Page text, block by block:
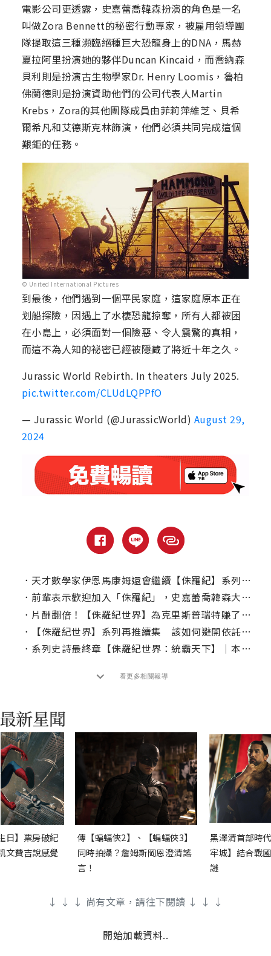
電影公司更透露，史嘉蕾喬韓森扮演的角色是一名
叫做Zora Bennett的秘密行動專家，被雇用領導團
隊提取這三種瀕臨絕種巨大恐龍身上的DNA，馬赫
夏拉阿里扮演她的夥伴Duncan Kincaid，而喬納森
貝利則是扮演古生物學家Dr. Henry Loomis，魯柏
佛蘭德則是扮演資助他們的公司代表人Martin
Krebs，Zora的其他團隊成員由菲莉萍維芝、貝希
爾希凡和艾德斯克林飾演，他們必須共同完成這個
艱鉅的任務。
© United International Pictures
到最後，他們遇到一個平民家庭，這家庭原本正在
划船探險，因遇上了水棲恐龍掠奪，所有人都被困
在小島上，必須面對一個險惡、令人震驚的真相，
而這不為人知的祕密已經被隱藏了將近十年之久。
Jurassic World Rebirth. In theaters July 2025.
pic.twitter.com/CLUdLQPPfO
— Jurassic World (@JurassicWorld) August 29,
2024
． 天才數學家伊恩馬康姆還會繼續【侏羅紀】系列的旅程嗎？傑夫高布倫給答案
． 前輩表示歡迎加入「侏羅紀」，史嘉蕾喬韓森大驚喜！
． 片酬翻倍！【侏羅紀世界】為克里斯普瑞特賺了多少？
．
【侏羅紀世界】系列再推續集 該如何避開依託答辯？
． 系列史詩最終章【侏羅紀世界：統霸天下】｜本周上線、電視首播推薦
看更多相關報導
日】票房破紀
文費吉說感覺
傳【蝙蝠俠2】、【蝙蝠俠3】
同時拍攝？詹姆斯岡恩澄清謠
言！
黑澤清首部時
牢城】結合戰
謎
↓ ↓ ↓ 尚有文章，請往下閱讀 ↓ ↓ ↓
開始加載資料..